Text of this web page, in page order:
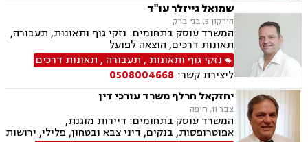
שמואל גייזלר עו"ד
הירקון 5, בני ברק
המשרד עוסק בתחומים: נזקי גוף ותאונות, תעבורה,
תאונות דרכים, הוצאה לפועל
נזקי גוף ותאונות , תעבורה , תאונות דרכים
ליצירת קשר: 0508004668
יחזקאל חרלף משרד עורכי דין
צבר 11, חיפה
המשרד עוסק בתחומים: דיירות מוגנת,
אפוטרופסות, בנקים, דיני צבא ובטחון, פלילי, ירושות